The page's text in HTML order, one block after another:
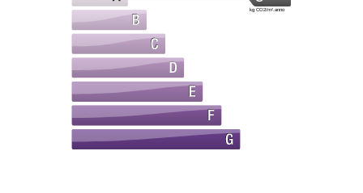
kg CO2/m².anno